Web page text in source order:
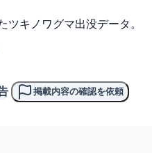
キノワグマ出没データ。
掲載内容の確認を依頼